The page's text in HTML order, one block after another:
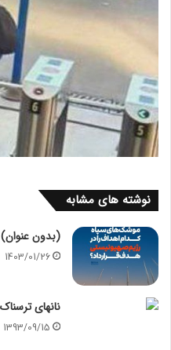
نوشته های مشابه
(بدون عنوان)
1403/01/26
نان‎های ترسناک در تایلند/تصاویر
1393/09/15